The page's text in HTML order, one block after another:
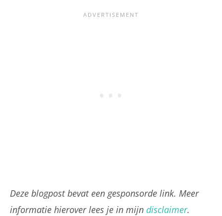
Deze blogpost bevat een gesponsorde link. Meer
informatie hierover lees je in mijn disclaimer.